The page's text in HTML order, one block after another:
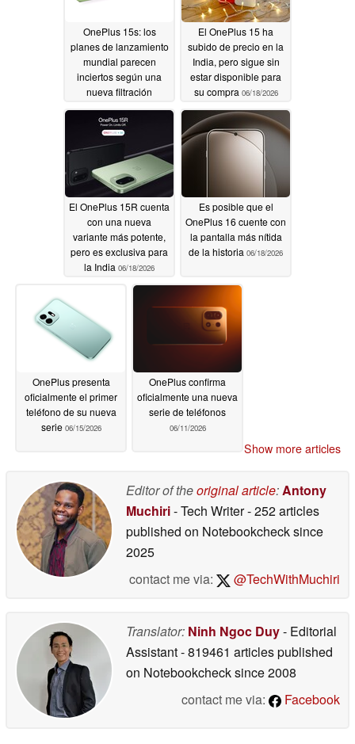
OnePlus 15s: los
planes de lanzamiento
mundial parecen
inciertos según una
nueva filtración
06/19/2026
El OnePlus 15 ha
subido de precio en la
India, pero sigue sin
estar disponible para
su compra 06/18/2026
El OnePlus 15R cuenta
con una nueva
variante más potente,
pero es exclusiva para
la India 06/18/2026
Es posible que el
OnePlus 16 cuente con
la pantalla más nítida
de la historia 06/18/2026
OnePlus presenta
oficialmente el primer
teléfono de su nueva
serie 06/15/2026
OnePlus confirma
oficialmente una nueva
serie de teléfonos
06/11/2026
Show more articles
Editor of theoriginal article:Antony
Muchiri- Tech Writer- 252 articles
published on Notebookchecksince
2025
contact me via:
@TechWithMuchiri
Translator: Ninh Ngoc Duy- Editorial
Assistant- 819461 articles published
on Notebookchecksince 2008
contact me via:
Facebook